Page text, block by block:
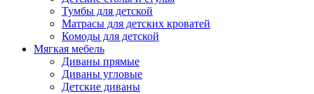
Тумбы для детской
Матрасы для детских кроватей
Комоды для детской
Мягкая мебель
Диваны прямые
Диваны угловые
Детские диваны